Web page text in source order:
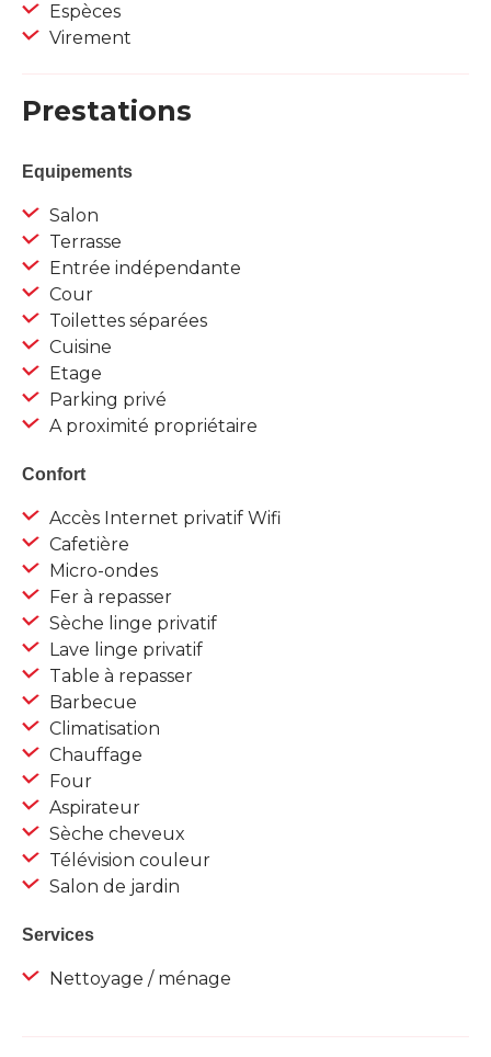
Espèces
Virement
Prestations
Equipements
Salon
Terrasse
Entrée indépendante
Cour
Toilettes séparées
Cuisine
Etage
Parking privé
A proximité propriétaire
Confort
Accès Internet privatif Wifi
Cafetière
Micro-ondes
Fer à repasser
Sèche linge privatif
Lave linge privatif
Table à repasser
Barbecue
Climatisation
Chauffage
Four
Aspirateur
Sèche cheveux
Télévision couleur
Salon de jardin
Services
Nettoyage / ménage